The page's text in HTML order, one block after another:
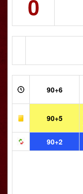
0
90+6
90+5
90+2